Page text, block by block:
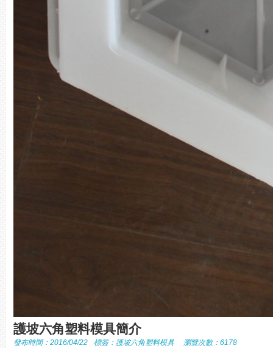
護坡六角塑料模具簡介
發布時間：2016/04/22 標簽： 護坡六角塑料模具 瀏覽次數：6178